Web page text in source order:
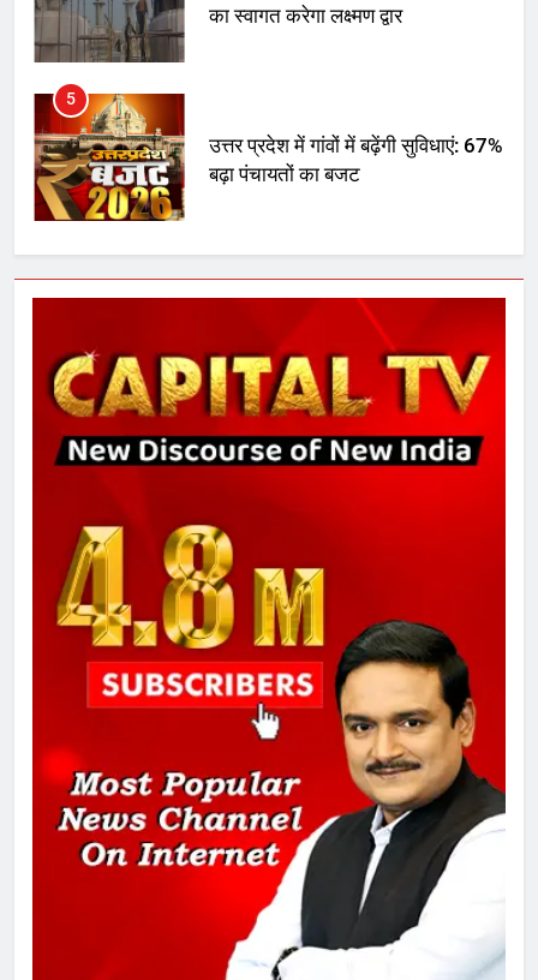
का स्वागत करेगा लक्ष्मण द्वार
5
उत्तर प्रदेश में गांवों में बढ़ेंगी सुविधाएं: 67%
बढ़ा पंचायतों का बजट
6
गाजा युद्धविराम को लेकर बड़ी खबरें
7
चुनाव से पहले लालू परिवार पर बड़ा झटका,
तय किए
8
सुप्रीम कोर्ट ने राहुल गांधी के ‘वोट चोरी’
के आरोप खारिज किए, शेखपुरा में पीएम की
मां को गाली पर कोर्ट का समन जारी
अमर शहीद ठाकुर रोशन सिंह के नाम पर
स्वरूप रानी नेहरू चिकित्सालय का
नामकरण करने की मांग को लेकर
अनिश्चितकालीन धरना शुरू
289 एकड़ भूमि पर विकसित होगा कार्बन-
फ्री डेटा सेंटर, हजारों उच्च-कुशल